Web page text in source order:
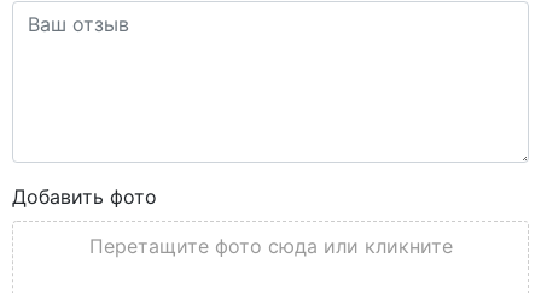
Добавить фото
Перетащите фото сюда или кликните